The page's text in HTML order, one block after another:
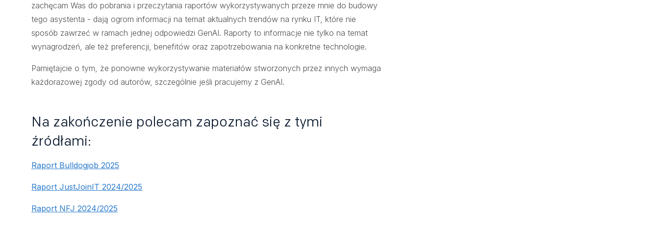
zachęcam Was do pobrania i przeczytania raportów wykorzystywanych przeze mnie do budowy
tego asystenta - dają ogrom informacji na temat aktualnych trendów na rynku IT, które nie
sposób zawrzeć w ramach jednej odpowiedzi GenAI. Raporty to informacje nie tylko na temat
wynagrodzeń, ale też preferencji, benefitów oraz zapotrzebowania na konkretne technologie.
Pamiętajcie o tym, że ponowne wykorzystywanie materiałów stworzonych przez innych wymaga
każdorazowej zgody od autorów, szczególnie jeśli pracujemy z GenAI.
Na zakończenie polecam zapoznać się z tymi
źródłami:
Raport Bulldogjob 2025
Raport JustJoinIT 2024/2025
Raport NFJ 2024/2025